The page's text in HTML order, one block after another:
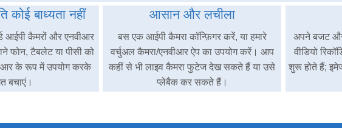
कोई बाध्यता नहीं
आईपी कैमरों और एनवीआर
फोन, टैबलेट या पीसी को
के रूप में उपयोग करके
बचाएं।
आसान और लचीला
बस एक आईपी कैमरा कॉन्फ़िगर करें, या हमारे
वर्चुअल कैमरा/एनवीआर ऐप का उपयोग करें। आप
कहीं से भी लाइव कैमरा फुटेज देख सकते हैं या उसे
प्लेबैक कर सकते हैं।
अपने बजट
वीडियो
शुरू होते हैं;